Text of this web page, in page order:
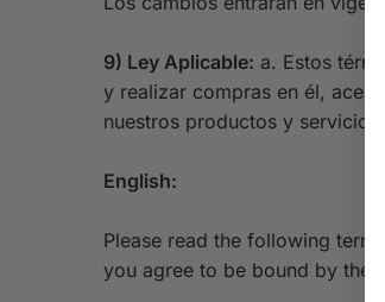
9) Ley Aplicable: a. Estos
y realizar compras en él,
nuestros productos y servicios.
English:
Please read the following
you agree to be bound by